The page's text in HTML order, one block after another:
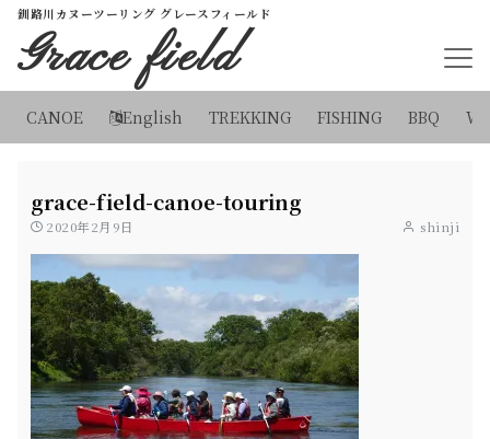
釧路川カヌーツーリング グレースフィールド
Grace field
CANOE English TREKKING FISHING BBQ
grace-field-canoe-touring
2020年2月9日 shinji